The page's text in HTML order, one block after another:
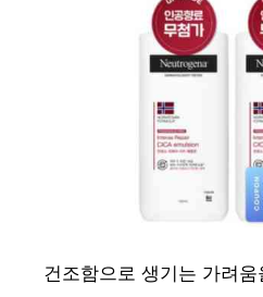
건조함으로 생기는 가려